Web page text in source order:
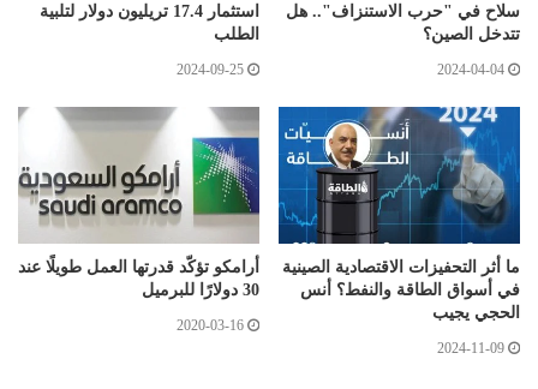
سلاح في "حرب الاستنزاف".. هل
تتدخل الصين؟
2024-04-04
استثمار 17.4 تريليون دولار لتلبية
الطلب
2024-09-25
ما أثر التحفيزات الاقتصادية الصينية
في أسواق الطاقة والنفط؟ أنس
الحجي يجيب
2024-11-09
أرامكو تؤكّد قدرتها العمل طويلًا عند
30 دولارًا للبرميل
2020-03-16